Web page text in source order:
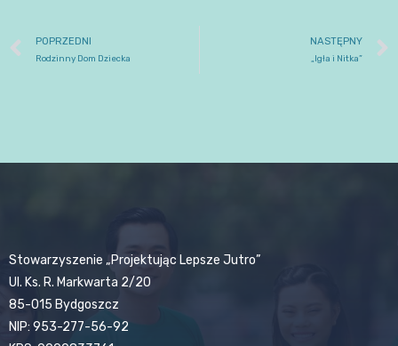
POPRZEDNI
Rodzinny Dom Dziecka
NASTĘPNY
„Igła i Nitka”
Stowarzyszenie „Projektując Lepsze Jutro”
Ul. Ks. R. Markwarta 2/20
85-015 Bydgoszcz
NIP: 953-277-56-92